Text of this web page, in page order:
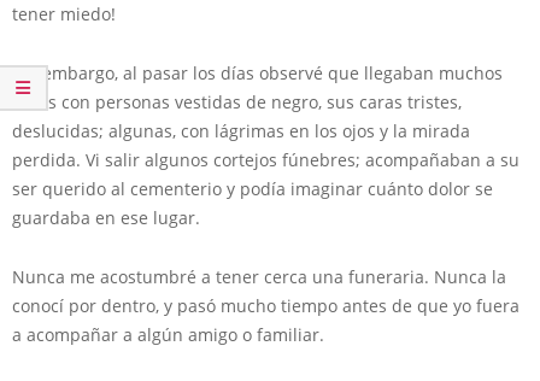
tener miedo!
Sin embargo, al pasar los días observé que llegaban muchos
autos con personas vestidas de negro, sus caras tristes,
deslucidas; algunas, con lágrimas en los ojos y la mirada
perdida. Vi salir algunos cortejos fúnebres; acompañaban a su
ser querido al cementerio y podía imaginar cuánto dolor se
guardaba en ese lugar.
Nunca me acostumbré a tener cerca una funeraria. Nunca la
conocí por dentro, y pasó mucho tiempo antes de que yo fuera
a acompañar a algún amigo o familiar.